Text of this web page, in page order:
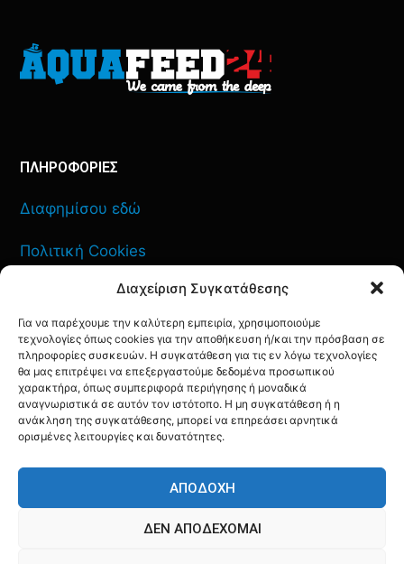
Διαχείριση Συγκατάθεσης
Για να παρέχουμε την καλύτερη εμπειρία, χρησιμοποιούμε
τεχνολογίες όπως cookies για την αποθήκευση ή/και την πρόσβαση σε
πληροφορίες συσκευών. Η συγκατάθεση για τις εν λόγω τεχνολογίες
θα μας επιτρέψει να επεξεργαστούμε δεδομένα προσωπικού
χαρακτήρα, όπως συμπεριφορά περιήγησης ή μοναδικά
αναγνωριστικά σε αυτόν τον ιστότοπο. Η μη συγκατάθεση ή η
ανάκληση της συγκατάθεσης, μπορεί να επηρεάσει αρνητικά
ορισμένες λειτουργίες και δυνατότητες.
ΑΠΟΔΟΧΉ
ΔΕΝ ΑΠΟΔΈΧΟΜΑΙ
ΠΛΗΡΟΦΟΡΙΕΣ
Διαφημίσου εδώ
Πολιτική Cookies
Πολιτική Απορρήτου
ΕΠΙΚΟΙΝΩΝΙΑ
YOUTUBE